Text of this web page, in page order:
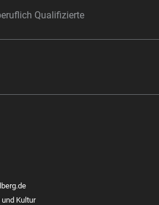
Qualifizierte
Kultur